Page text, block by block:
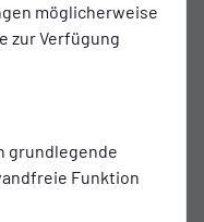
möglicherweise
zur Verfügung
grundlegende
Funktion